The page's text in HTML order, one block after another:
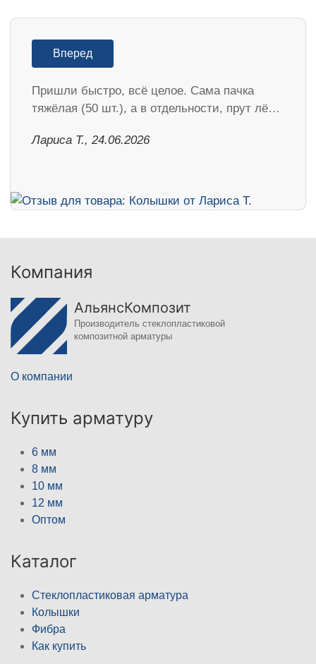
Вперед
Пришли быстро, всё целое. Сама пачка
тяжёлая (50 шт.), а в отдельности, прут лё…
Лариса Т., 24.06.2026
Компания
АльянсКомпозит
Производитель стеклопластиковой
композитной арматуры
О компании
Купить арматуру
6 мм
8 мм
10 мм
12 мм
Оптом
Каталог
Стеклопластиковая арматура
Колышки
Фибра
Как купить